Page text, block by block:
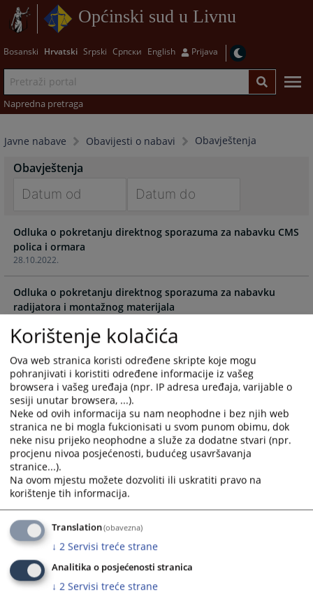
Općinski sud u Livnu
Bosanski Hrvatski Srpski Српски English Prijava
Napredna pretraga
Javne nabave Obavijesti o nabavi Obavještenja
Obavještenja
forward
to
interact
with
the
calendar
select
a
date.
Press
the
question
mark
key
to
get
the
keyboard
shortcuts
for
dates.
forward
with
the
calendar
and
select
a
date.
Press
the
question
mark
key
get
the
keyboard
shortcuts
for
dates.
28.10.2022.
Odluka o pokretanju direktnog sporazuma za nabavku CMS
polica i ormara
Odluka o pokretanju direktnog sporazuma za nabavku
radijatora i montažnog materijala
04.07.2022.
Odluka o pokretanju direktnog sporazuma za prijevoz,
pilanje, cijepanje i slaganje trupaca
29.06.2022.
Odluka o pokretanju direktnog sporazuma za nabavku
klima uređaja
24.02.2022.
Odluka o pokretanju direktnog sporazuma za nabavku PVC
stolarije
13.12.2021.
Odluka o pokretanju direktnog sporazuma za nabavku
Office home and business licenci
Korištenje kolačića
Ova web stranica koristi određene skripte koje mogu
pohranjivati i koristiti određene informacije iz vašeg
browsera i vašeg uređaja (npr. IP adresa uređaja, varijable o
sesiji unutar browsera, ...).
Neke od ovih informacija su nam neophodne i bez njih web
stranica ne bi mogla fukcionisati u svom punom obimu, dok
neke nisu prijeko neophodne a služe za dodatne stvari (npr.
procjenu nivoa posjećenosti, budućeg usavršavanja
stranice...).
Na ovom mjestu možete dozvoliti ili uskratiti pravo na
korištenje tih informacija.
Translation(obavezna)
↓ 2 Servisi treće strane
Analitika o posjećenosti stranica
↓ 2 Servisi treće strane